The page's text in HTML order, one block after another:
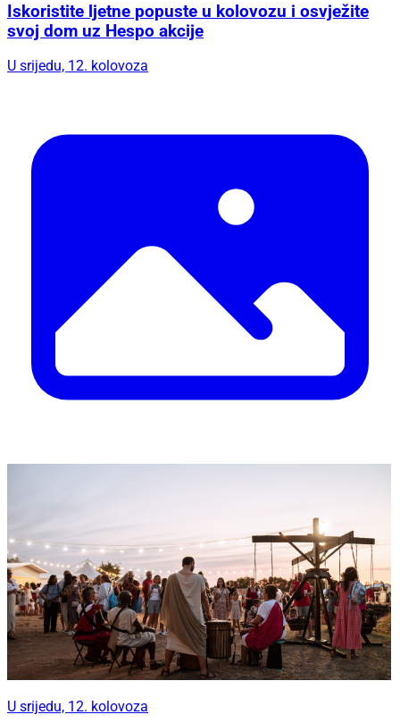
Iskoristite ljetne popuste u kolovozu i osvježite
svoj dom uz Hespo akcije
U srijedu, 12. kolovoza
U srijedu, 12. kolovoza